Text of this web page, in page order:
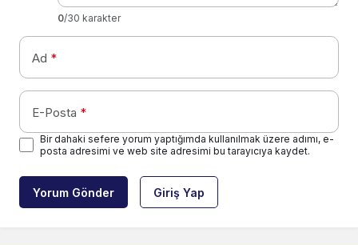
0/30 karakter
Ad *
E-Posta *
Bir dahaki sefere yorum yaptığımda kullanılmak üzere adımı, e-
posta adresimi ve web site adresimi bu tarayıcıya kaydet.
Yorum Gönder Giriş Yap